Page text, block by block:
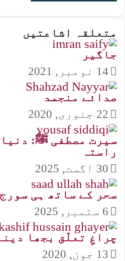
متعلقہ اشاعتیں
جاگیر
14 نومبر, 2021
صدائے منجمد
22 جنوری, 2020
سیرت مصطفی ﷺ:
راستہ
30 اگست, 2025
سحر کے ساتھ ہی
6 ستمبر, 2025
چراغِ تعلّق بجھا
13 جون, 2020